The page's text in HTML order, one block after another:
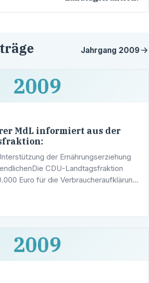
Jahrgang 2009
2009
MdL informiert aus der
der Ernährungserziehung
CDU-Landtagsfraktion
Euro für die Verbraucheraufklärung
2009